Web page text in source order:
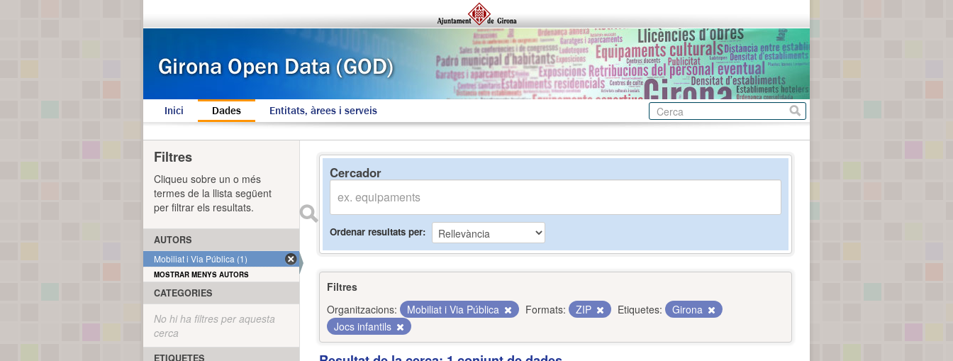
Inici Dades Entitats, àrees i serveis
Cercador
Ordenar resultats per
Filtres
Organitzacions:
Mobiliat i Via Pública Formats: ZIP Etiquetes:
Girona
Jocs infantils
Filtres
Cliqueu sobre un o més
termes de la llista següent
per filtrar els resultats.
AUTORS
Mobiliat i Via Pública (1)
MOSTRAR MENYS AUTORS
CATEGORIES
No hi ha filtres per aquesta
cerca
ETIQUETES